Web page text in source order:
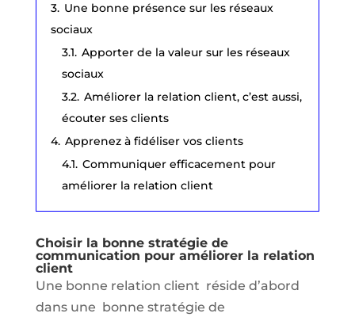
3. Une bonne présence sur les réseaux
sociaux
3.1. Apporter de la valeur sur les réseaux
sociaux
3.2. Améliorer la relation client, c’est aussi,
écouter ses clients
4. Apprenez à fidéliser vos clients
4.1. Communiquer efficacement pour
améliorer la relation client
Choisir la bonne stratégie de
communication pour améliorer la relation
client
Une bonne relation client réside d’abord
dans une bonne stratégie de